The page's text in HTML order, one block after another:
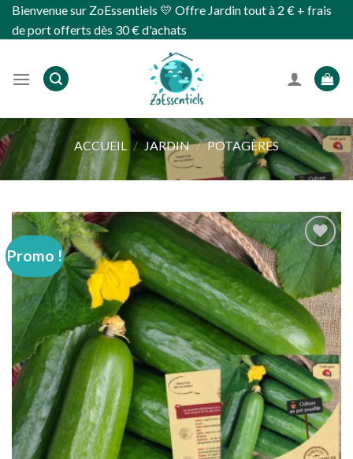
SkipBienvenue sur ZoEssentiels 💛 Offre Jardin tout à 2 € + frais
de port offerts dès 30 € d'achats
ACCUEIL / JARDIN / POTAGÈRES
Promo !
Ajouter
à
wishlist